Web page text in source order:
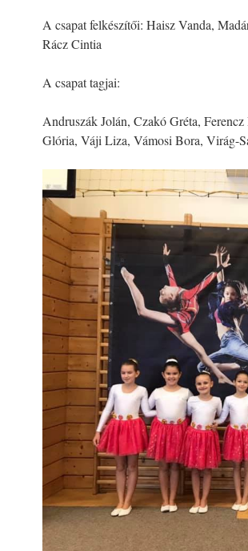
A csapat felkészítői: Haisz Vanda,
Rácz Cintia
A csapat tagjai:
Andruszák Jolán, Czakó Gréta,
Glória, Váji Liza, Vámosi Bora, Virág-